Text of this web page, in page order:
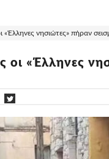
«Έλληνες νησιώτες» πήραν
οι «Έλληνες